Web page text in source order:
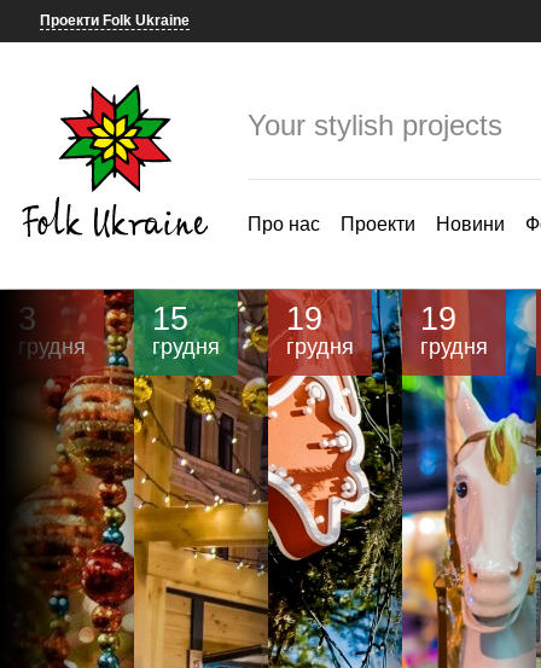
Проекти Folk Ukraine
Your stylish projects
Про нас Проекти Новини
3
грудня
15
грудня
19
грудня
19
грудня